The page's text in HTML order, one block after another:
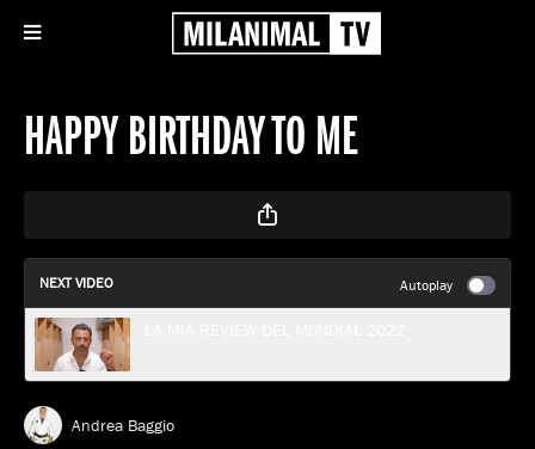
HAPPY BIRTHDAY TO ME
NEXT VIDEO Autoplay
Andrea Baggio